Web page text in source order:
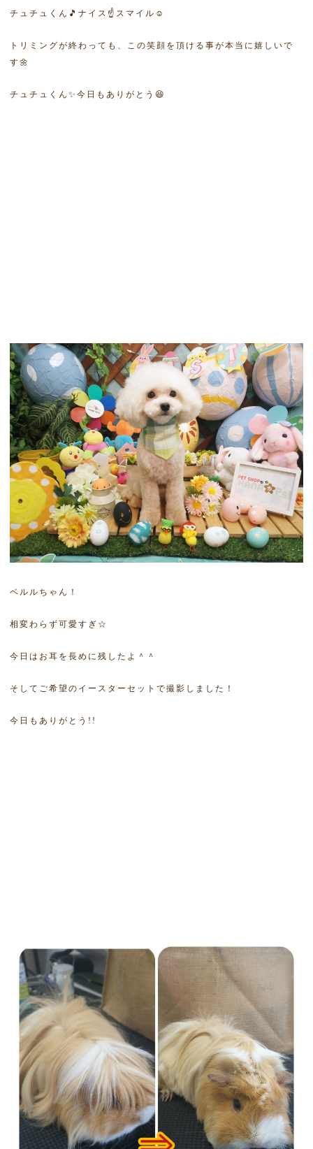
チュチュくん🎵ナイス☝スマイル☺
トリミングが終わっても、この笑顔を頂ける事が本当に嬉しいで
す🌼
チュチュくん✨今日もありがとう😆
ベルルちゃん！
相変わらず可愛すぎ☆
今日はお耳を長めに残したよ＾＾
そしてご希望のイースターセットで撮影しました！
今日もありがとう!!